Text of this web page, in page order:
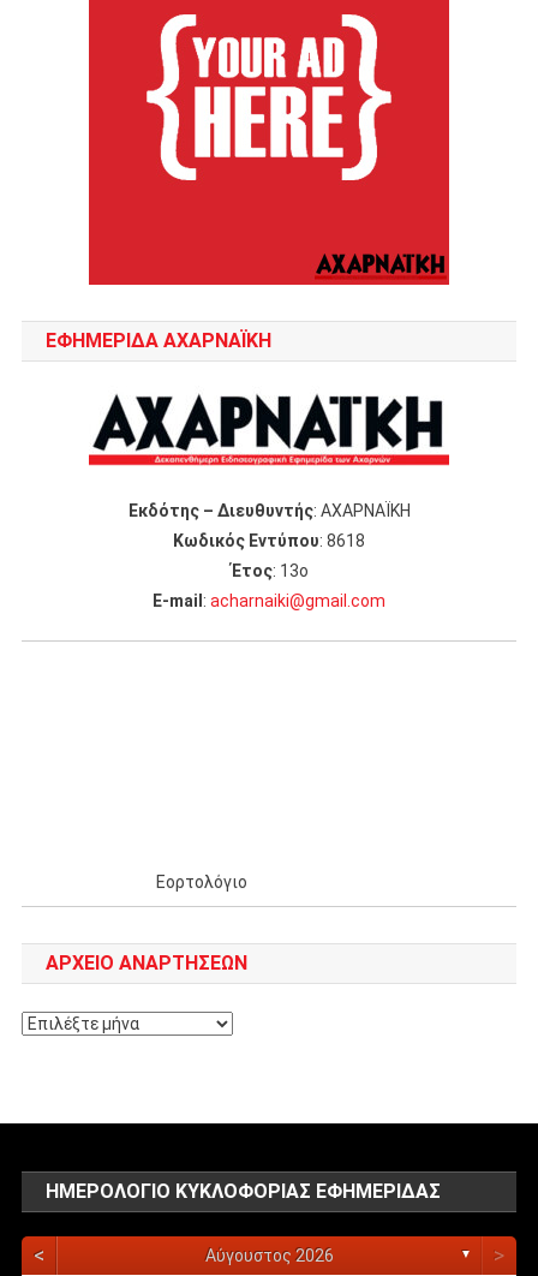
ΕΦΗΜΕΡΙΔΑ ΑΧΑΡΝΑΪΚΗ
Εκδότης – Διευθυντής: ΑΧΑΡΝΑΪΚΗ
Κωδικός Εντύπου: 8618
Έτος: 13ο
Ε-mail : acharnaiki@gmail.com
Εορτολόγιο
ΑΡΧΕΊΟ ΑΝΑΡΤΉΣΕΩΝ
Αρχείο
ΗΜΕΡΟΛΌΓΙΟ ΚΥΚΛΟΦΟΡΊΑΣ ΕΦΗΜΕΡΊΔΑΣ
< Αύγουστος 2026 ▼ >